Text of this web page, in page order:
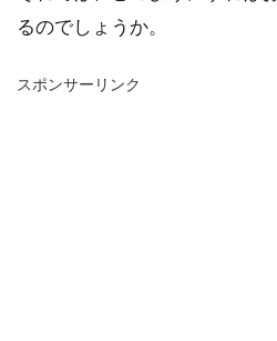
るのでしょうか。
スポンサーリンク